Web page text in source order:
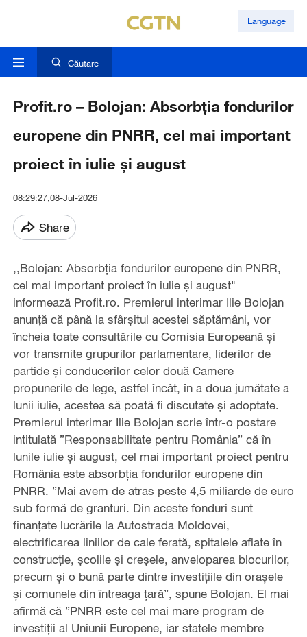
Language
Căutare
Profit.ro – Bolojan: Absorbția fondurilor
europene din PNRR, cel mai important
proiect în iulie și august
08:29:27,08-Jul-2026
Share
,,Bolojan: Absorbția fondurilor europene din PNRR,
cel mai important proiect în iulie și august"
informează Profit.ro. Premierul interimar Ilie Bolojan
anunță că până la sfârșitul acestei săptămâni, vor
încheia toate consultările cu Comisia Europeană și
vor transmite grupurilor parlamentare, liderilor de
partide și conducerilor celor două Camere
propunerile de lege, astfel încât, în a doua jumătate a
lunii iulie, acestea să poată fi discutate și adoptate.
Premierul interimar Ilie Bolojan scrie într-o postare
intitulată ”Responsabilitate pentru România” că în
lunile iulie și august, cel mai important proiect pentru
România este absorbția fondurilor europene din
PNRR. ”Mai avem de atras peste 4,5 miliarde de euro
sub formă de granturi. Din aceste fonduri sunt
finanțate lucrările la Autostrada Moldovei,
electrificarea liniilor de cale ferată, spitalele aflate în
construcție, școlile și creșele, anveloparea blocurilor,
precum și o bună parte dintre investițiile din orașele
și comunele din întreaga țară”, spune Bolojan. El mai
afirmă că ”PNRR este cel mai mare program de
investiții al Uniunii Europene, iar statele membre